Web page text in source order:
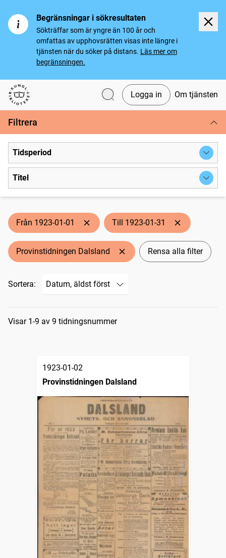
Begränsningar i sökresultaten
Sökträffar som är yngre än 100 år och
omfattas av upphovsrätten visas inte längre i
tjänsten när du söker på distans. Läs mer om
begränsningen.
Svenska tidningar
Logga in Om tjänsten
Filtrera
Tidsperiod
Titel
Från 1923-01-01 Till 1923-01-31
Provinstidningen Dalsland Rensa alla filter
Sortera:
Sökresultat
Visar 1-9 av 9 tidningsnummer
1923-01-02
Provinstidningen Dalsland